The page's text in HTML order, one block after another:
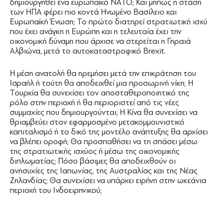
δημιουργηθεί ένα ευρωπαϊκό ΝΑΤΟ; Και μήπως η στάση
των ΗΠΑ φέρει πιο κοντά Ηνωμένο Βασίλειο και
Ευρωπαϊκή Ένωση; Το πρώτο διατηρεί στρατιωτική ισχύ
που έχει ανάγκη η Ευρώπη και η τελευταία έχει την
οικονομική δύναμη που άρχισε να στερείται η Γηραιά
Αλβιώνα, μετά το αυτοκαταστροφικό Brexit.
Η μέση ανατολή θα ηρεμήσει μετά την επικράτηση του
Ισραήλ ή τούτη θα αποδειχθεί μια προσωρινή νίκη; Η
Τουρκία θα συνεχίσει τον αποσταθεροποιητικό της
ρόλο στην περιοχή ή θα περιοριστεί από τις νέες
συμμαχίες που δημιουργούνται; Η Κίνα θα συνεχίσει να
θριαμβεύει στον εφαρμοσμένο μετακομμουνιστικό
καπιταλισμό ή το δικό της μοντέλο ανάπτυξης θα αρχίσει
να βλέπει οροφή; Θα προσπαθήσει να τη σπάσει μέσω
της στρατιωτικής ισχύος ή μέσω της οικονομικής
διπλωματίας; Πόσο βάσιμες θα αποδειχθούν οι
ανησυχίες της Ιαπωνίας, της Αυστραλίας και της Νέας
Ζηλανδίας; Θα συνεχίσει να υπάρχει ειρήνη στην ωκεάνια
περιοχή του Ινδοειρηνικού;